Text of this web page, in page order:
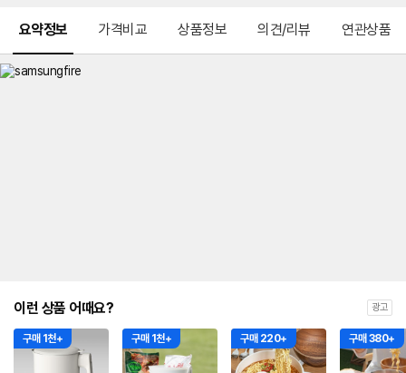
요약정보 가격비교 상품정보 의견/리뷰 연관상품
이런 상품 어때요? 광고
구매 1천+ 구매 1천+ 구매 220+ 구매 380+